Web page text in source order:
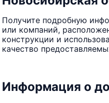
Получите подробную
или компаний,
конструкции и
качество
Информация о